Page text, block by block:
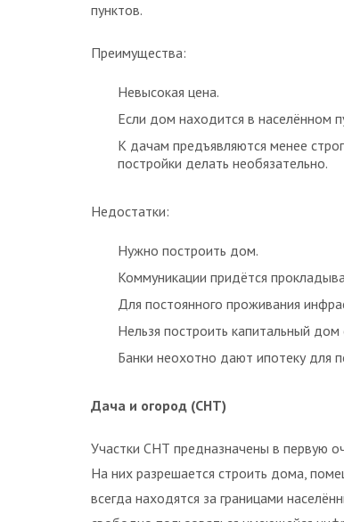
пунктов.
Преимущества:
Невысокая цена.
Если дом находится в населённом
К дачам предъявляются менее
постройки делать необязательно.
Недостатки:
Нужно построить дом.
Коммуникации придётся
Для постоянного проживания
Нельзя построить капитальный
Банки неохотно дают ипотеку для
Дача и огород (СНТ)
Участки СНТ предназначены в первую
На них разрешается строить дома,
всегда находятся за границами